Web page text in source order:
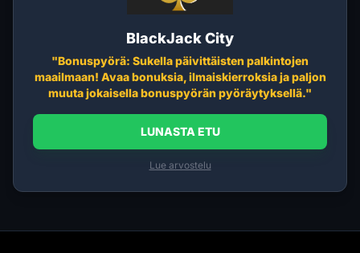
BlackJack City
"Bonuspyörä: Sukella päivittäisten palkintojen
maailmaan! Avaa bonuksia, ilmaiskierroksia ja paljon
muuta jokaisella bonuspyörän pyöräytyksellä."
LUNASTA ETU
Lue arvostelu